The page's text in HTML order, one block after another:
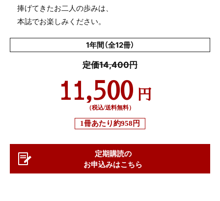
捧げてきたお二人の歩みは、
本誌でお楽しみください。
1年間（全12冊）
定価14,400円
11,500 円
（税込/送料無料）
1冊あたり約958円
定期購読の
お申込みはこちら